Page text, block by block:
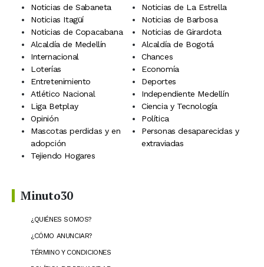
Noticias de Sabaneta
Noticias de La Estrella
Noticias Itagüí
Noticias de Barbosa
Noticias de Copacabana
Noticias de Girardota
Alcaldía de Medellín
Alcaldía de Bogotá
Internacional
Chances
Loterías
Economía
Entretenimiento
Deportes
Atlético Nacional
Independiente Medellín
Liga Betplay
Ciencia y Tecnología
Opinión
Política
Mascotas perdidas y en
adopción
Personas desaparecidas y
extraviadas
Tejiendo Hogares
Minuto30
¿QUIÉNES SOMOS?
¿CÓMO ANUNCIAR?
TÉRMINO Y CONDICIONES